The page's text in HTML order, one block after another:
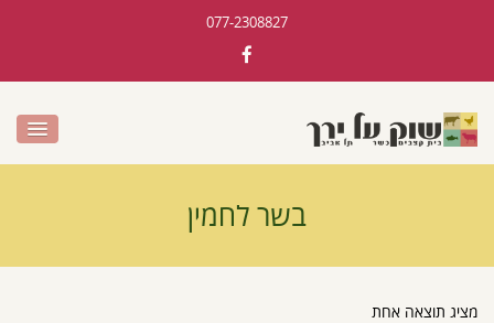
077-2308827
בשר לחמין
מציג תוצאה אחת